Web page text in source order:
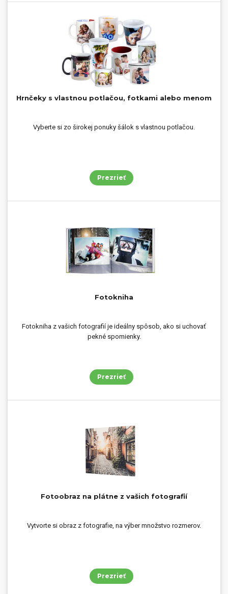
Hrnčeky s vlastnou potlačou, fotkami alebo menom
Vyberte si zo širokej ponuky šálok s vlastnou potlačou.
Prezrieť
Fotokniha
Fotokniha z vašich fotografií je ideálny spôsob, ako si uchovať
pekné spomienky.
Prezrieť
Fotoobraz na plátne z vašich fotografií
Vytvorte si obraz z fotografie, na výber množstvo rozmerov.
Prezrieť